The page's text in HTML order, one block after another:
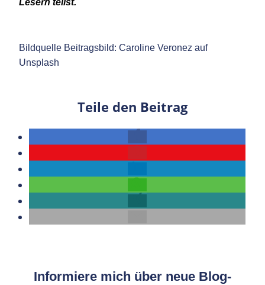
Lesern teilst.
Bildquelle Beitragsbild: Caroline Veronez auf
Unsplash
Teile den Beitrag
Informiere mich über neue Blog-